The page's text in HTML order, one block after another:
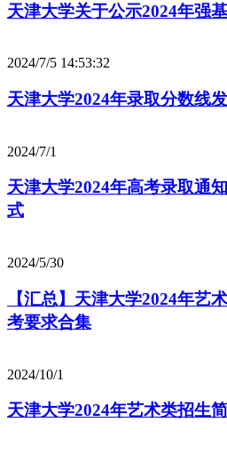
天津大学关于公示2024年强
2024/7/5 14:53:32
天津大学2024年录取分数线
2024/7/1
天津大学2024年高考录取通
式
2024/5/30
【汇总】天津大学2024年艺
考要求合集
2024/10/1
天津大学2024年艺术类招生